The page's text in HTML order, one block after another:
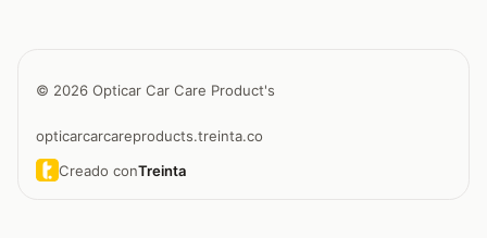
© 2026 Opticar Car Care Product's
opticarcarcareproducts.treinta.co
Creado conTreinta